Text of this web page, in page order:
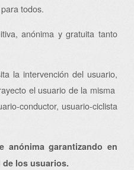
todos.
anónima y gratuita tanto
la intervención del usuario,
el usuario de la misma
conductor, usuario-ciclista
anónima garantizando en
los usuarios.